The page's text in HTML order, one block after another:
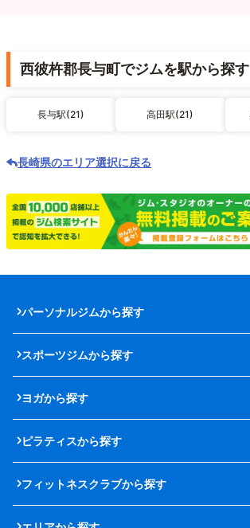
西彼杵郡長与町でジムを駅から探す
長与駅(21) 高田駅(21)
長崎県のエリア選択に戻る
パーソナルジムから探す
スポーツジムから探す
ヨガから探す
ピラティスから探す
フィットネスクラブから探す